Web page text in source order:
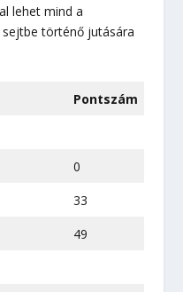
lehet mind a
sejtbe történő jutására
Pontszám
0
33
49